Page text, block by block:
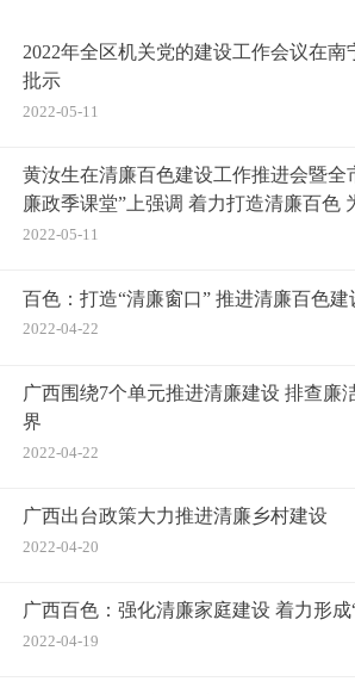
2022年全区机关党的建设工作会议在南
批示
2022-05-11
黄汝生在清廉百色建设工作推进会暨全
廉政季课堂”上强调 着力打造清廉百色
发展提供有力保障
2022-05-11
百色：打造“清廉窗口” 推进清廉百色建
2022-04-22
广西围绕7个单元推进清廉建设 排查廉
界
2022-04-22
广西出台政策大力推进清廉乡村建设
2022-04-20
广西百色：强化清廉家庭建设 着力形成
2022-04-19